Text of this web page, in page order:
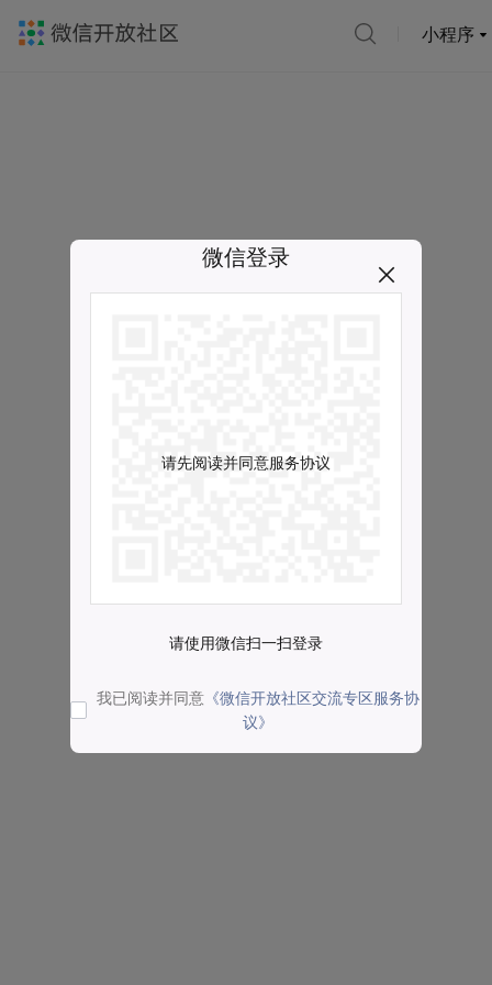
小程序
微信登录
请先阅读并同意服务协议
请使用微信扫一扫登录
我已阅读并同意 《微信开放社区交流专区服务协
议》